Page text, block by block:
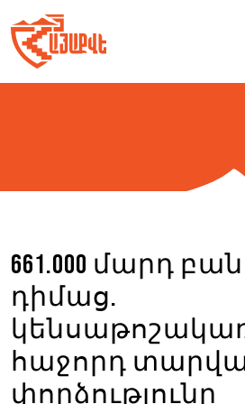
to
content
661.000 մարդ
դիմաց.
հաջորդ
փորձությունը